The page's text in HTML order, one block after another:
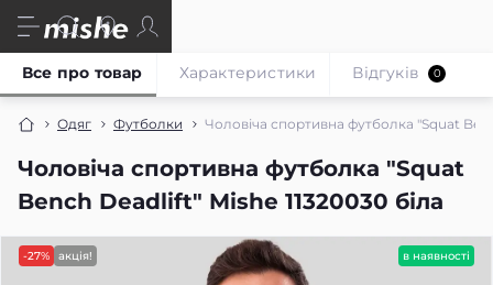
Одяг Футболки Чоловіча спортивна футболка "Squat
Чоловіча спортивна футболка "Squat
Bench Deadlift" Mishe 11320030 біла
Все про товар Характеристики Відгуків 0
-27% акція! в наявності